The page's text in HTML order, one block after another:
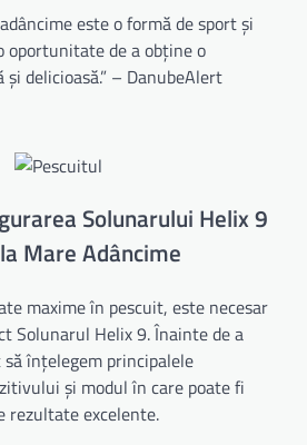
este o formă de sport și
oportunitate de a obține o
și delicioasă.” – DanubeAlert
Solunarului Helix 9
Mare Adâncime
maxime în pescuit, este necesar
Solunarul Helix 9. Înainte de a
înțelegem principalele
și modul în care poate fi
excelente.